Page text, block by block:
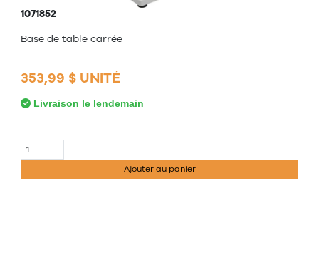
1071852
Base de table carrée
353,99 $ UNITÉ
Livraison le lendemain
Ajouter au panier